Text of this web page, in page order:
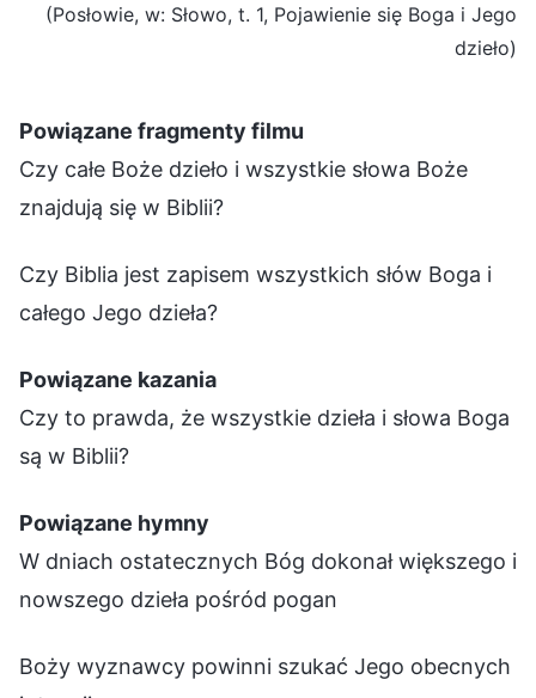
(Posłowie, w: Słowo, t. 1, Pojawienie się Boga i Jego
dzieło)
Powiązane fragmenty filmu
Czy całe Boże dzieło i wszystkie słowa Boże
znajdują się w Biblii?
Czy Biblia jest zapisem wszystkich słów Boga i
całego Jego dzieła?
Powiązane kazania
Czy to prawda, że wszystkie dzieła i słowa Boga
są w Biblii?
Powiązane hymny
W dniach ostatecznych Bóg dokonał większego i
nowszego dzieła pośród pogan
Boży wyznawcy powinni szukać Jego obecnych